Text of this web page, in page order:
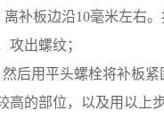
补板边沿10毫米左右
攻出螺纹；
后用平头螺栓将补板紧
的部位，以及用以上